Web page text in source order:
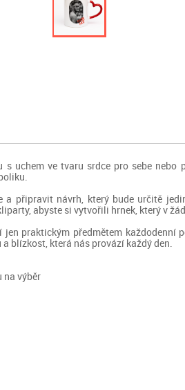
uchem ve tvaru srdce pro sebe
připravit návrh, který bude určitě
abyste si vytvořili hrnek, který v
jen praktickým předmětem
blízkost, která nás provází každý den.
na výběr